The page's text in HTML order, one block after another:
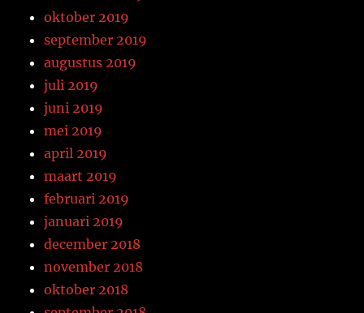
oktober 2019
september 2019
augustus 2019
juli 2019
juni 2019
mei 2019
april 2019
maart 2019
februari 2019
januari 2019
december 2018
november 2018
oktober 2018